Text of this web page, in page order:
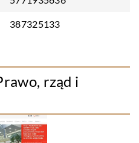
387325133
rząd i